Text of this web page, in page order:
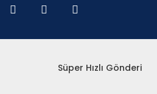
Süper Hızlı Gönderi